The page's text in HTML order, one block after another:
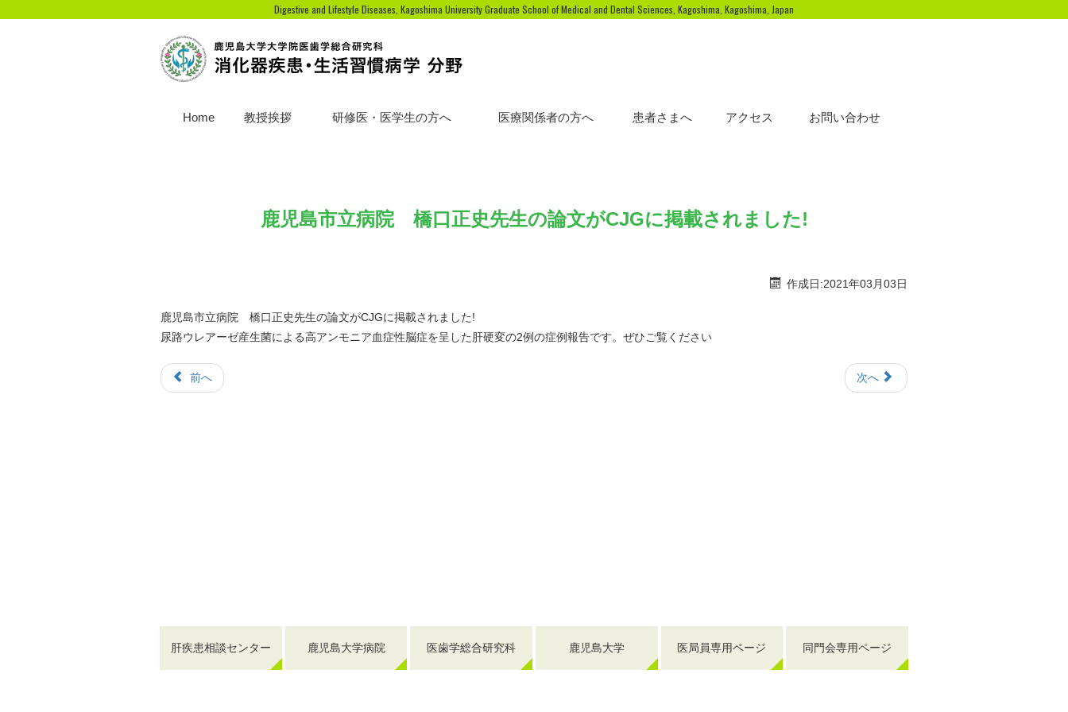
Digestive and Lifestyle Diseases, Kagoshima University Graduate School of Medical and Dental Sciences, Kagoshima, Kagoshima, Japan
Home 教授挨拶 研修医・医学生の方へ 医療関係者の方へ 患者さまへ アクセス お問い合わせ
鹿児島市立病院 橋口正史先生の論文がCJGに掲載されました!
作成日:2021年03月03日
鹿児島市立病院 橋口正史先生の論文がCJGに掲載されました!
尿路ウレアーゼ産生菌による高アンモニア血症性脳症を呈した肝硬変の2例の症例報告です。ぜひご覧ください
前へ 次へ
肝疾患相談センター 鹿児島大学病院 医歯学総合研究科 鹿児島大学 医局員専用ページ 同門会専用ページ